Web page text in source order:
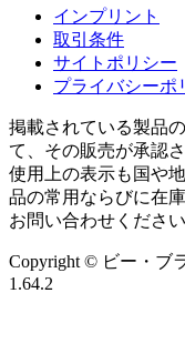
インプリント
取引条件
サイトポリシー
プライバシーポ
掲載されている製品
て、その販売が承認
使用上の表示も国や
品の常用ならびに在
お問い合わせくださ
Copyright © ビー・ブ
1.64.2